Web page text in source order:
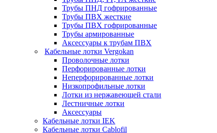
Трубы ПНД гофрированные
Трубы ПВХ жесткие
Трубы ПВХ гофрированные
Трубы армированные
Аксессуары к трубам ПВХ
Кабельные лотки Vergokan
Проволочные лотки
Перфорированные лотки
Неперфорированные лотки
Низкопрофильные лотки
Лотки из нержавеющей стали
Лестничные лотки
Аксессуары
Кабельные лотки IEK
Кабельные лотки Cablofil